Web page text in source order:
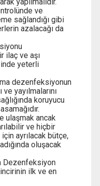
ve
sağlandığı gibi
azalacağı da
ilaç ve aşı
yeterli
dezenfeksiyonun
yayılmalarını
koruyucu
ulaşmak ancak
ve hiçbir
ayrılacak bütçe,
oluşacak
Dezenfeksiyon
ilk ve en